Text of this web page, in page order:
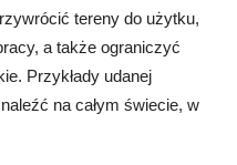
tereny do użytku,
a także ograniczyć
Przykłady udanej
na całym świecie, w